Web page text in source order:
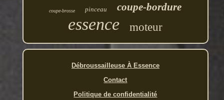
coupe-brosse pinceau coupe-bordure
essence moteur
Débroussailleuse À Essence
Contact
Politique de confidentialité